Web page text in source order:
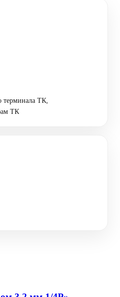
терминала ТК,
ТК